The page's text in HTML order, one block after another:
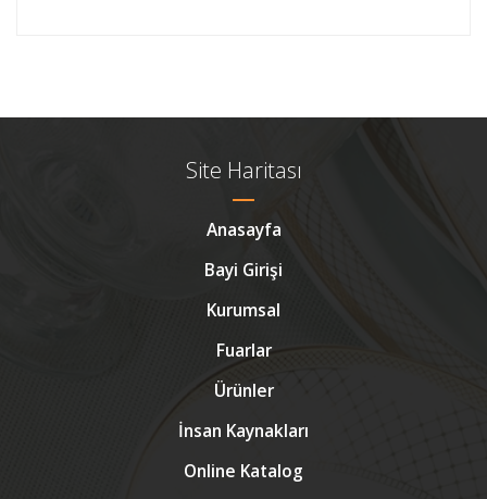
Site Haritası
Anasayfa
Bayi Girişi
Kurumsal
Fuarlar
Ürünler
İnsan Kaynakları
Online Katalog